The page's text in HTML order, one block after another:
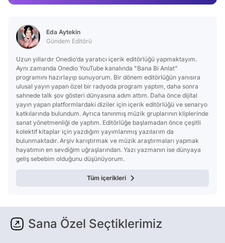
Eda Aytekin
Gündem Editörü
Uzun yıllardır Onedio’da yaratıcı içerik editörlüğü yapmaktayım.
Aynı zamanda Onedio YouTube kanalında "Bana Bi Anlat"
programını hazırlayıp sunuyorum. Bir dönem editörlüğün yanısıra
ulusal yayın yapan özel bir radyoda program yaptım, daha sonra
sahnede talk şov gösteri dünyasına adım attım. Daha önce dijital
yayın yapan platformlardaki diziler için içerik editörlüğü ve senaryo
katkılarında bulundum. Ayrıca tanınmış müzik gruplarının kliplerinde
sanat yönetmenliği de yaptım. Editörlüğe başlamadan önce çeşitli
kolektif kitaplar için yazdığım yayımlanmış yazılarım da
bulunmaktadır. Arşiv karıştırmak ve müzik araştırmaları yapmak
hayatımın en sevdiğim uğraşlarından. Yazı yazmanın ise dünyaya
geliş sebebim olduğunu düşünüyorum.
Tüm içerikleri
Sana Özel Seçtiklerimiz